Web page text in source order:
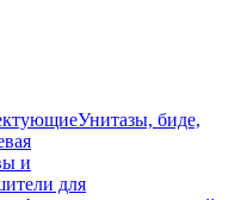
Унитазы, биде,
и
для